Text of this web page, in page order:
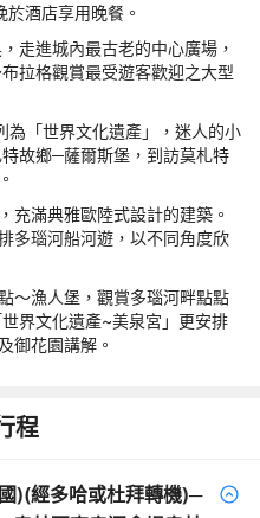
酒店享用晚餐。
走進城內最古老的中心廣場，
拉格觀賞最受遊客歡迎之大型
「世界文化遺產」，迷人的小
故鄉─薩爾斯堡，到訪莫札特
充滿典雅歐陸式設計的建築。
多瑙河船河遊，以不同角度欣
～漁人堡，觀賞多瑙河畔點點
界文化遺產~美泉宮」更安排
御花園講解。
程
)(經多哈或杜拜轉機)─